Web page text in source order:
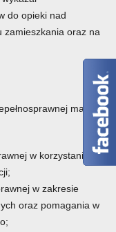
do opieki nad
zamieszkania oraz na
ma na
w korzystaniu z
w zakresie
oraz pomagania w